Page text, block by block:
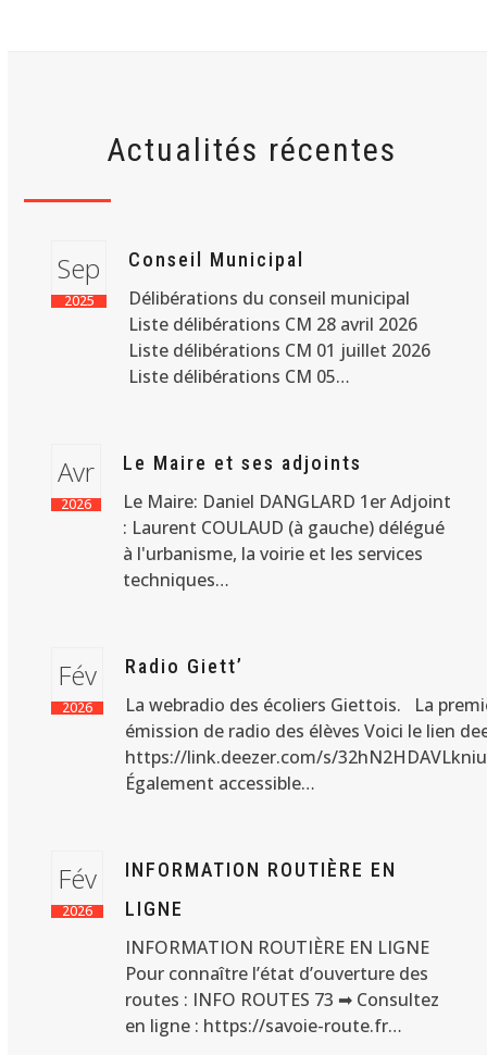
Actualités récentes
Sep
2025
Conseil Municipal
Délibérations du conseil municipal
Liste délibérations CM 28 avril 2026
Liste délibérations CM 01 juillet 2026
Liste délibérations CM 05…
Avr
2026
Le Maire et ses adjoints
Le Maire: Daniel DANGLARD 1er Adjoint
: Laurent COULAUD (à gauche) délégué
à l'urbanisme, la voirie et les services
techniques…
Fév
2026
Radio Giett’
La webradio des écoliers Giettois. La
émission de radio des élèves Voici le lien
https://link.deezer.com/s/
Également accessible…
Fév
2026
INFORMATION ROUTIÈRE EN
LIGNE
INFORMATION ROUTIÈRE EN LIGNE
Pour connaître l’état d’ouverture des
routes : INFO ROUTES 73 ➡ Consultez
en ligne : https://savoie-route.fr…